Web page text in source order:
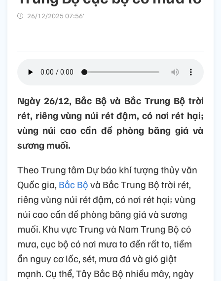
26/12/2025 07:56’
Ngày 26/12, Bắc Bộ và Bắc Trung Bộ trời
rét, riêng vùng núi rét đậm, có nơi rét hại;
vùng núi cao cần đề phòng băng giá và
sương muối.
Theo Trung tâm Dự báo khí tượng thủy văn
Quốc gia,Bắc Bộvà Bắc Trung Bộ trời rét,
riêng vùng núi rét đậm, có nơi rét hại; vùng
núi cao cần đề phòng băng giá và sương
muối. Khu vực Trung và Nam Trung Bộ có
mưa, cục bộ có nơi mưa to đến rất to, tiềm
ẩn nguy cơ lốc, sét, mưa đá và gió giật
mạnh. Cụ thể, Tây Bắc Bộ nhiều mây, ngày